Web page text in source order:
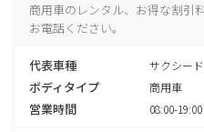
商用車のレンタル、お得な割引
お電話ください。
代表車種 サクシー
ボディタイプ 商用車
営業時間 08:00-19:00